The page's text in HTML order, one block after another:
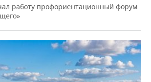
работу профориентационный форум